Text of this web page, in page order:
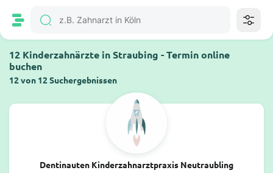
12 Kinderzahnärzte in Straubing - Termin online
buchen
12 von 12 Suchergebnissen
Dentinauten Kinderzahnarztpraxis Neutraubling